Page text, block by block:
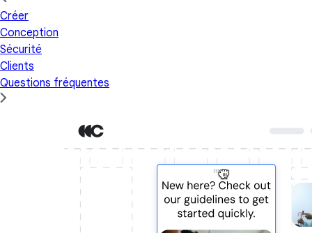
Créer
Conception
Sécurité
Clients
Questions fréquentes